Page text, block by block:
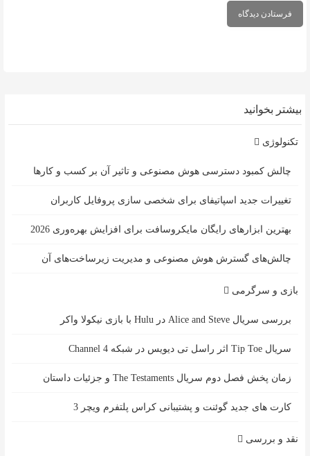
بیشتر بخوانید
تکنولوژی
چالش کمبود دسترسی هوش مصنوعی و تاثیر آن بر کسب و کارها
تغییرات جدید اسپاتیفای برای شخصی سازی پروفایل کاربران
بهترین ابزارهای رایگان مایکروسافت برای افزایش بهره‌وری 2026
چالش‌های گسترش هوش مصنوعی و مدیریت زیرساخت‌های آن
بازی و سرگرمی
بررسی سریال Alice and Steve در Hulu با بازی نیکولا واکر
سریال Tip Toe اثر راسل تی دیویس در شبکه Channel 4
زمان پخش فصل دوم سریال The Testaments و جزئیات داستان
کارت های جدید گوئنت و پشتیبانی کراس پلتفرم ویچر 3
نقد و بررسی